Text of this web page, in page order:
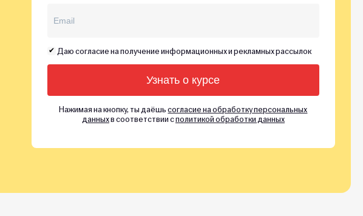
Даю согласие на получение информационных и рекламных рассылок
Нажимая на кнопку, ты даёшьсогласие на обработку персональных
данныхв соответствии сполитикой обработки данных